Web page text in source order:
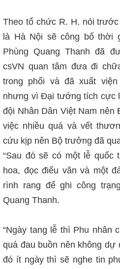
Theo tổ chức R. H. nói
là Hà Nội sẽ công bố thời
Phùng Quang Thanh đã
csVN quan tâm đưa đi
trong phổi và đã xuất
nhưng vì Đại tướng tích cực
đội Nhân Dân Việt Nam
việc nhiều quá và vết
cứu kịp nên Bộ trưởng đã
“Sau đó sẽ có một lễ quốc
hoa, đọc điếu văn và một
rình rang để ghi công
Quang Thanh.
“Ngày tang lễ thì Phu nhân
quá đau buồn nên không
đó ít ngày thì sẽ nghe tin